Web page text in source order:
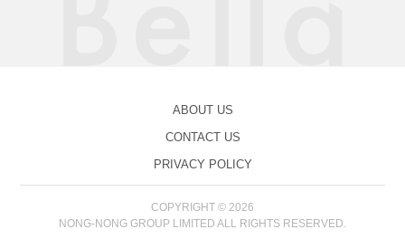
ABOUT US
CONTACT US
PRIVACY POLICY
COPYRIGHT © 2026
NONG-NONG GROUP LIMITED ALL RIGHTS RESERVED.